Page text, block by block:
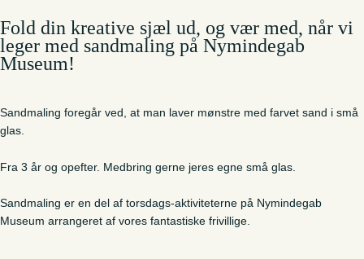
Fold din kreative sjæl ud, og vær med, når vi
leger med sandmaling på Nymindegab
Museum!
Sandmaling foregår ved, at man laver mønstre med farvet sand i små
glas.
Fra 3 år og opefter. Medbring gerne jeres egne små glas.
Sandmaling er en del af torsdags-aktiviteterne på Nymindegab
Museum arrangeret af vores fantastiske frivillige.